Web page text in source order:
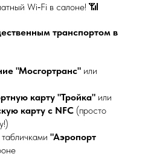
Wi‑Fi в салоне! 📶
транспортом в
"Мосгортранс" или
карту "Тройка" или
карту с NFC (просто
табличками "Аэропорт